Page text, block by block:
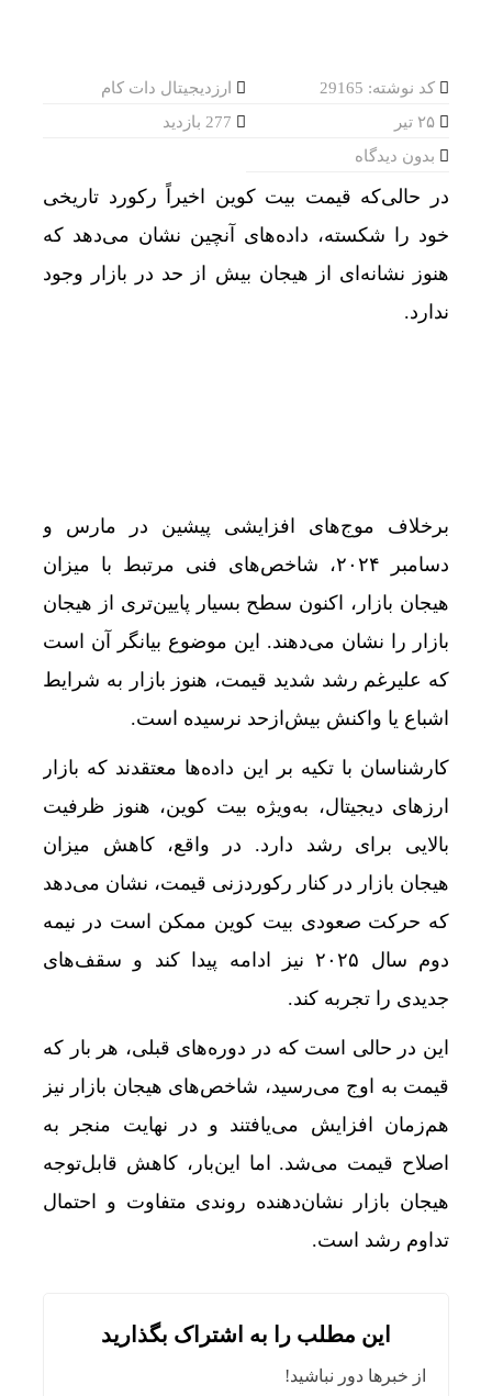
کد نوشته: 29165
ارزدیجیتال دات کام
بدون دیدگاه
در حالی‌که قیمت بیت‌ کوین اخیراً رکورد تاریخی
خود را شکسته، داده‌های آنچین نشان می‌دهد که
هنوز نشانه‌ای از هیجان بیش از حد در بازار وجود
ندارد.
برخلاف موج‌های افزایشی پیشین در مارس و
دسامبر ۲۰۲۴، شاخص‌های فنی مرتبط با میزان
هیجان بازار، اکنون سطح بسیار پایین‌تری از هیجان
بازار را نشان می‌دهند. این موضوع بیانگر آن است
که علیرغم رشد شدید قیمت، هنوز بازار به شرایط
اشباع یا واکنش بیش‌از‌حد نرسیده است.
کارشناسان با تکیه بر این داده‌ها معتقدند که بازار
ارزهای دیجیتال، به‌ویژه بیت‌ کوین، هنوز ظرفیت
بالایی برای رشد دارد. در واقع، کاهش میزان
هیجان بازار در کنار رکوردزنی قیمت، نشان می‌دهد
که حرکت صعودی بیت‌ کوین ممکن است در نیمه
دوم سال ۲۰۲۵ نیز ادامه پیدا کند و سقف‌های
جدیدی را تجربه کند.
این در حالی است که در دوره‌های قبلی، هر بار که
قیمت به اوج می‌رسید، شاخص‌های هیجان بازار نیز
هم‌زمان افزایش می‌یافتند و در نهایت منجر به
اصلاح قیمت می‌شد. اما این‌بار، کاهش قابل‌توجه
هیجان بازار نشان‌دهنده روندی متفاوت و احتمال
تداوم رشد است.
این مطلب را به اشتراک بگذارید
از خبرها دور نباشید!